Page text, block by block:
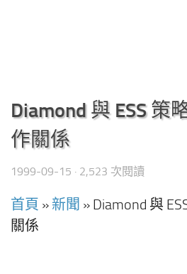
Diamond 與 ESS 策
作關係
1999-09-15 · 2,523 次閱讀
首頁 » 新聞 » Diamond 與
關係